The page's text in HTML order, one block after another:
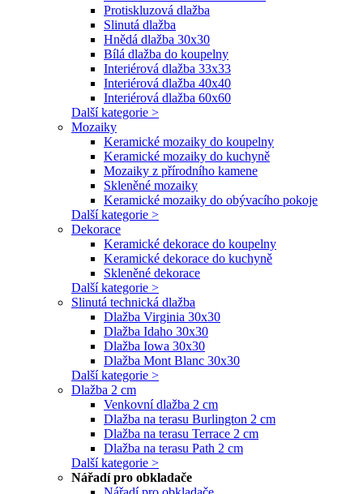
Protiskluzová dlažba
Slinutá dlažba
Hnědá dlažba 30x30
Bílá dlažba do koupelny
Interiérová dlažba 33x33
Interiérová dlažba 40x40
Interiérová dlažba 60x60
Další kategorie >
Mozaiky
Keramické mozaiky do koupelny
Keramické mozaiky do kuchyně
Mozaiky z přírodního kamene
Skleněné mozaiky
Keramické mozaiky do obývacího pokoje
Další kategorie >
Dekorace
Keramické dekorace do koupelny
Keramické dekorace do kuchyně
Skleněné dekorace
Další kategorie >
Slinutá technická dlažba
Dlažba Virginia 30x30
Dlažba Idaho 30x30
Dlažba Iowa 30x30
Dlažba Mont Blanc 30x30
Další kategorie >
Dlažba 2 cm
Venkovní dlažba 2 cm
Dlažba na terasu Burlington 2 cm
Dlažba na terasu Terrace 2 cm
Dlažba na terasu Path 2 cm
Další kategorie >
Nářadí pro obkladače